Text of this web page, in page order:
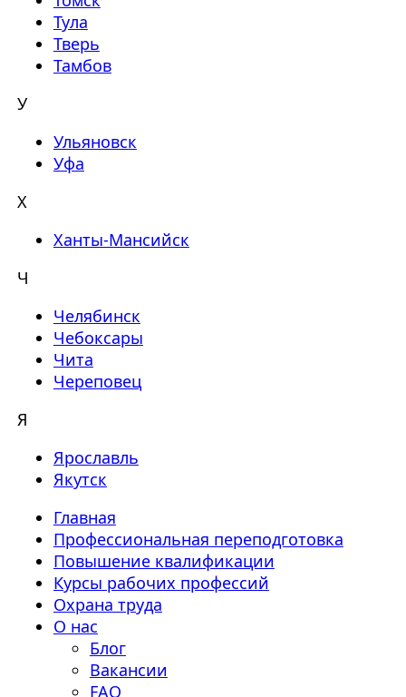
Тула
Тверь
Тамбов
У
Ульяновск
Уфа
Х
Ханты-Мансийск
Ч
Челябинск
Чебоксары
Чита
Череповец
Я
Ярославль
Якутск
Главная
Профессиональная переподготовка
Повышение квалификации
Курсы рабочих профессий
Охрана труда
О нас
Блог
Вакансии
FAQ